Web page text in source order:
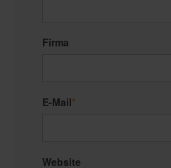
Firma
E-Mail*
Website